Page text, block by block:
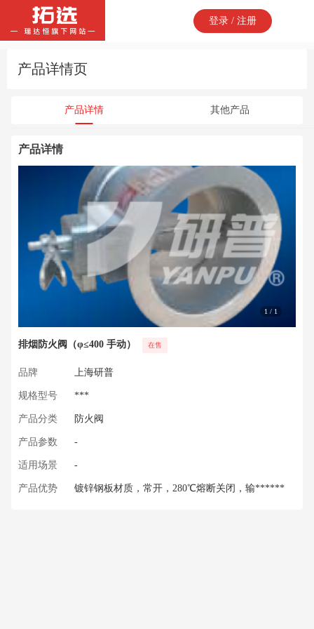
登录 / 注册
产品详情页
产品详情 其他产品
产品详情
1 / 1
排烟防火阀（φ≤400 手动） 在售
品牌 上海研普
规格型号 ***
产品分类 防火阀
产品参数 -
适用场景 -
产品优势 镀锌钢板材质，常开，280℃熔断关闭，输******